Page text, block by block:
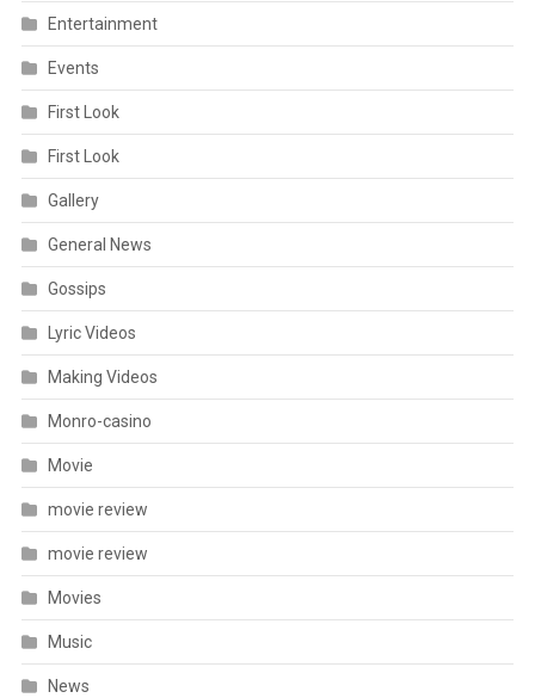
Entertainment
Events
First Look
First Look
Gallery
General News
Gossips
Lyric Videos
Making Videos
Monro-casino
Movie
movie review
movie review
Movies
Music
News